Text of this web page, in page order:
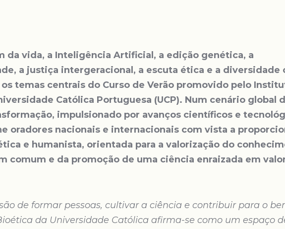
da vida, a Inteligência Artificial, a edição genética, a
a justiça intergeracional, a escuta ética e a diversidade
temas centrais do Curso de Verão promovido pelo
Católica Portuguesa (UCP). Num cenário global
impulsionado por avanços científicos e
oradores nacionais e internacionais com vista a
e humanista, orientada para a valorização do
comum e da promoção de uma ciência enraizada em
de formar pessoas, cultivar a ciência e contribuir para o
da Universidade Católica afirma-se como um espaço